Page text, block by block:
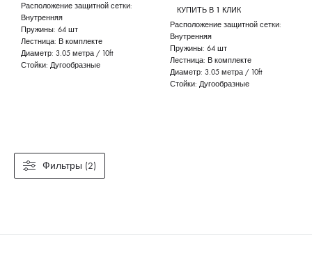
Расположение защитной сетки:
Внутренняя
Пружины: 64 шт
Лестница: В комплекте
Диаметр: 3.05 метра / 10ft
Стойки: Дугообразные
КУПИТЬ В 1 КЛИК
Расположение защитной сетки:
Внутренняя
Пружины: 64 шт
Лестница: В комплекте
Диаметр: 3.05 метра / 10ft
Стойки: Дугообразные
Фильтры (2)